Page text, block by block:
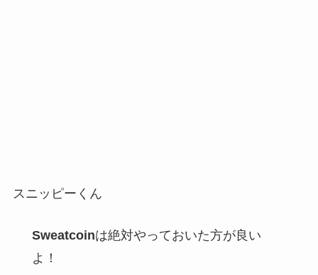
スニッピーくん
Sweatcoinは絶対やっておいた方が良い
よ！